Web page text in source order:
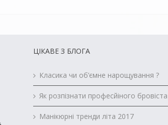
ЦІКАВЕ З БЛОГА
Класика чи об’ємне нарощування ?
Як розпізнати професйіного бровіста
Манікюрні тренди літа 2017